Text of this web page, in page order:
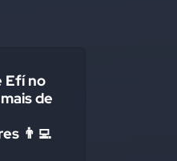
Efí no
de
👨‍💻